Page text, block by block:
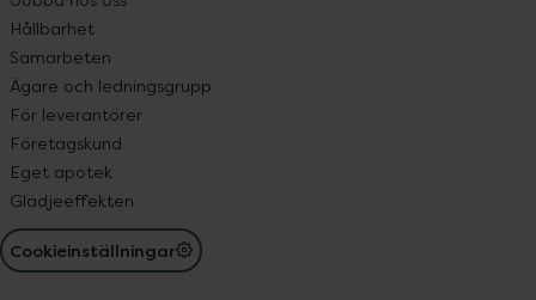
Hållbarhet
Samarbeten
Ägare och ledningsgrupp
För leverantörer
Företagskund
Eget apotek
Glädjeeffekten
Cookieinställningar